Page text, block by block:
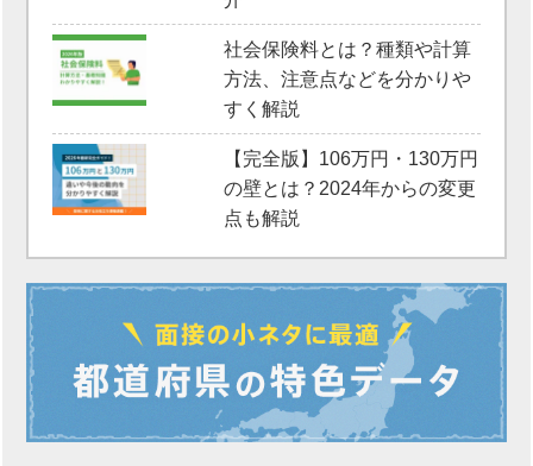
社会保険料とは？種類や計算
方法、注意点などを分かりや
すく解説
【完全版】106万円・130万円
の壁とは？2024年からの変更
点も解説